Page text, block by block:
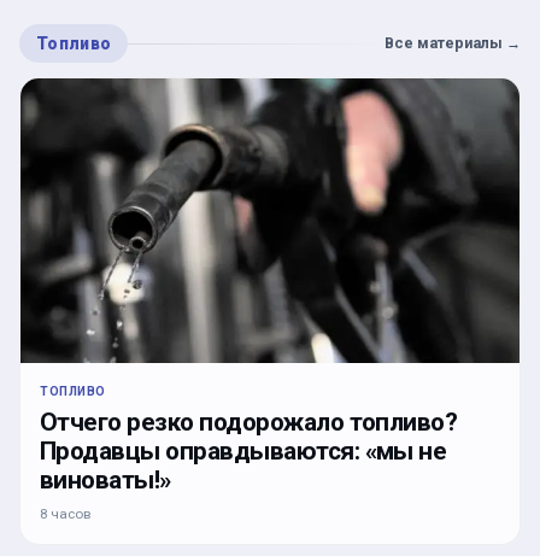
Топливо Все материалы →
ТОПЛИВО
Отчего резко подорожало топливо?
Продавцы оправдываются: «мы не
виноваты!»
8 часов